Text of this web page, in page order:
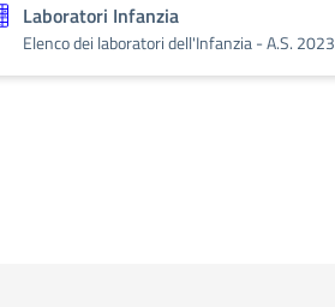
Laboratori Infanzia
Elenco dei laboratori dell'Infanzia - A.S.